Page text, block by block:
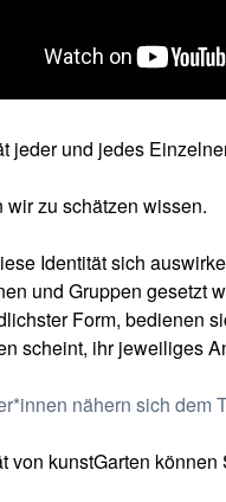
jeder und jedes
wir zu schätzen wissen.
Identität sich
und Gruppen gesetzt
Form, bedienen
scheint, ihr jeweiliges
nähern sich dem
von kunstGarten